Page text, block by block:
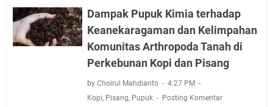
Dampak Pupuk Kimia terhadap
Keanekaragaman dan Kelimpahan
Komunitas Arthropoda Tanah di
Perkebunan Kopi dan Pisang
by Choirul Mahdianto
4:27 PM
Kopi, Pisang, Pupuk Posting Komentar